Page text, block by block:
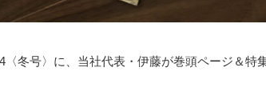
冬号〉に、当社代表・伊藤が巻頭ページ＆特